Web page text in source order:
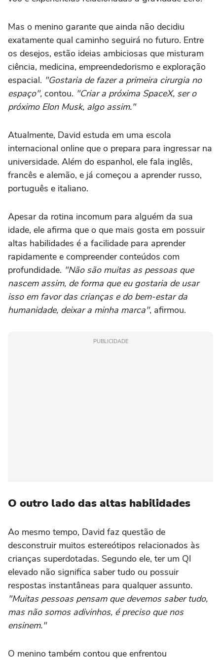
Mas o menino garante que ainda não decidiu
exatamente qual caminho seguirá no futuro. Entre
os desejos, estão ideias ambiciosas que misturam
ciência, medicina, empreendedorismo e exploração
espacial. "Gostaria de fazer a primeira cirurgia no
espaço", contou. "Criar a próxima SpaceX, ser o
próximo Elon Musk, algo assim."
Atualmente, David estuda em uma escola
internacional online que o prepara para ingressar na
universidade. Além do espanhol, ele fala inglês,
francês e alemão, e já começou a aprender russo,
português e italiano.
Apesar da rotina incomum para alguém da sua
idade, ele afirma que o que mais gosta em possuir
altas habilidades é a facilidade para aprender
rapidamente e compreender conteúdos com
profundidade. "Não são muitas as pessoas que
nascem assim, de forma que eu gostaria de usar
isso em favor das crianças e do bem-estar da
humanidade, deixar a minha marca", afirmou.
PUBLICIDADE
O outro lado das altas habilidades
Ao mesmo tempo, David faz questão de
desconstruir muitos estereótipos relacionados às
crianças superdotadas. Segundo ele, ter um QI
elevado não significa saber tudo ou possuir
respostas instantâneas para qualquer assunto.
"Muitas pessoas pensam que devemos saber tudo,
mas não somos adivinhos, é preciso que nos
ensinem."
O menino também contou que enfrentou